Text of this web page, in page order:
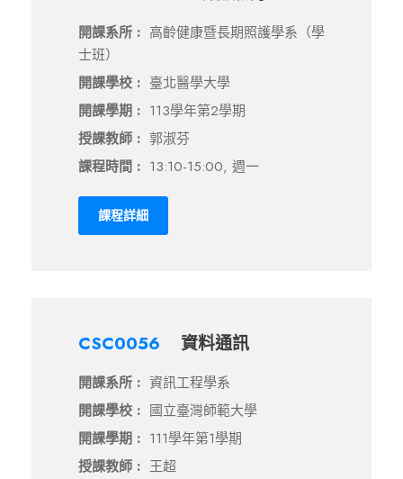
開課系所 : 高齡健康暨長期照護學系（學
士班）
開課學校 : 臺北醫學大學
開課學期 : 113學年第2學期
授課教師 : 郭淑芬
課程時間 : 13:10-15:00, 週一
課程詳細
CSC0056 資料通訊
開課系所 : 資訊工程學系
開課學校 : 國立臺灣師範大學
開課學期 : 111學年第1學期
授課教師 : 王超